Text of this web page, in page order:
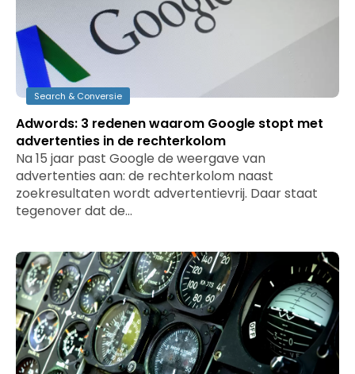
Search & Conversie
Adwords: 3 redenen waarom Google stopt met
advertenties in de rechterkolom
Na 15 jaar past Google de weergave van
advertenties aan: de rechterkolom naast
zoekresultaten wordt advertentievrij. Daar staat
tegenover dat de…